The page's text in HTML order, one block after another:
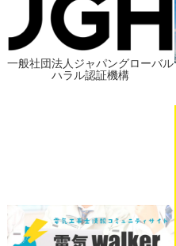
一般社団法人ジャパングローバル
ハラル認証機構